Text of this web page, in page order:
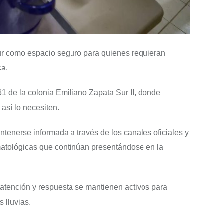
como espacio seguro para quienes requieran
de la colonia Emiliano Zapata Sur II, donde
lo necesiten.
informada a través de los canales oficiales y
que continúan presentándose en la
y respuesta se mantienen activos para
lluvias.